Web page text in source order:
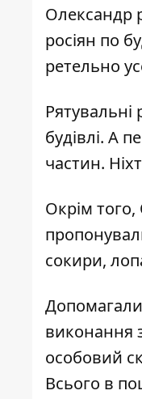
Олександр
росіян по
ретельно
будівлі. А
частин.
Окрім
сокири,
виконання
особовий
Всього в